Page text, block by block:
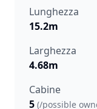
Lunghezza
15.2m
Larghezza
4.68m
Cabine
5 (/possible